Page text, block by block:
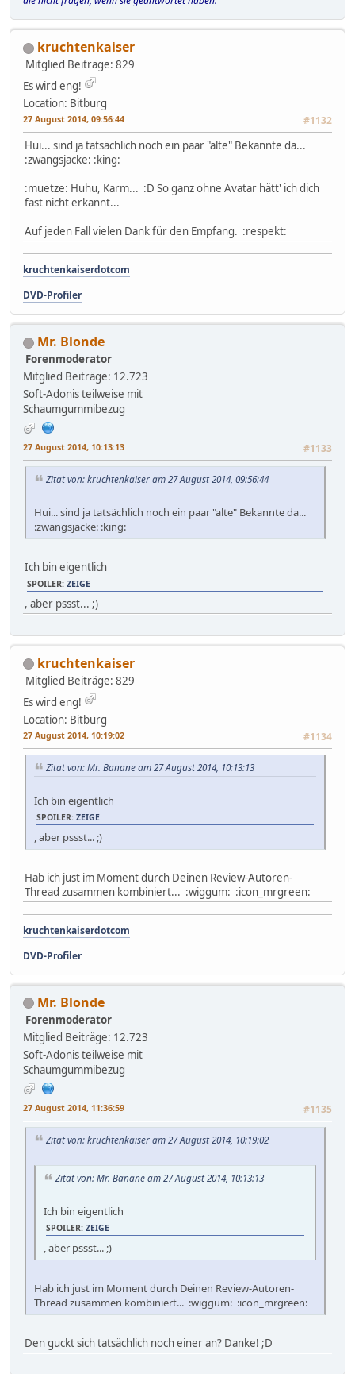
kruchtenkaiser
Mitglied Beiträge: 829
Es wird eng!
Location: Bitburg
27 August 2014, 09:56:44 #1132
Hui... sind ja tatsächlich noch ein paar "alte" Bekannte da...
:zwangsjacke: :king:
:muetze: Huhu, Karm... :D So ganz ohne Avatar hätt' ich dich
fast nicht erkannt...
Auf jeden Fall vielen Dank für den Empfang. :respekt:
kruchtenkaiserdotcom
DVD-Profiler
Mr. Blonde
Forenmoderator
Mitglied Beiträge: 12.723
Soft-Adonis teilweise mit
Schaumgummibezug
27 August 2014, 10:13:13 #1133
Zitat von: kruchtenkaiser am 27 August 2014, 09:56:44
Hui... sind ja tatsächlich noch ein paar "alte" Bekannte da...
:zwangsjacke: :king:
Ich bin eigentlich
SPOILER: ZEIGE
, aber pssst... ;)
kruchtenkaiser
Mitglied Beiträge: 829
Es wird eng!
Location: Bitburg
27 August 2014, 10:19:02 #1134
Zitat von: Mr. Banane am 27 August 2014, 10:13:13
Ich bin eigentlich
SPOILER: ZEIGE
, aber pssst... ;)
Hab ich just im Moment durch Deinen Review-Autoren-
Thread zusammen kombiniert... :wiggum: :icon_mrgreen:
kruchtenkaiserdotcom
DVD-Profiler
Mr. Blonde
Forenmoderator
Mitglied Beiträge: 12.723
Soft-Adonis teilweise mit
Schaumgummibezug
27 August 2014, 11:36:59 #1135
Zitat von: kruchtenkaiser am 27 August 2014, 10:19:02
Zitat von: Mr. Banane am 27 August 2014, 10:13:13
Ich bin eigentlich
SPOILER: ZEIGE
, aber pssst... ;)
Hab ich just im Moment durch Deinen Review-Autoren-
Thread zusammen kombiniert... :wiggum: :icon_mrgreen:
Den guckt sich tatsächlich noch einer an? Danke! ;D